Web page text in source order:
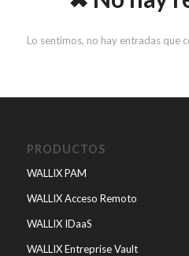
Lo sentimos, no hay entradas que
PRODUCTOS
WALLIX PAM
WALLIX Acceso Remoto
WALLIX IDaaS
WALLIX Entreprise Vault